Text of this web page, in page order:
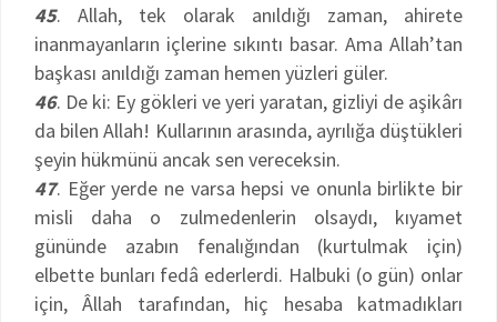
45. Allah, tek olarak anıldığı zaman, ahirete
inanmayanların içlerine sıkıntı basar. Ama Allah’tan
başkası anıldığı zaman hemen yüzleri güler.
46. De ki: Ey gökleri ve yeri yaratan, gizliyi de aşikârı
da bilen Allah! Kullarının arasında, ayrılığa düştükleri
şeyin hükmünü ancak sen vereceksin.
47. Eğer yerde ne varsa hepsi ve onunla birlikte bir
misli daha o zulmedenlerin olsaydı, kıyamet
gününde azabın fenalığından (kurtulmak için)
elbette bunları fedâ ederlerdi. Halbuki (o gün) onlar
için, Âllah tarafından, hiç hesaba katmadıkları